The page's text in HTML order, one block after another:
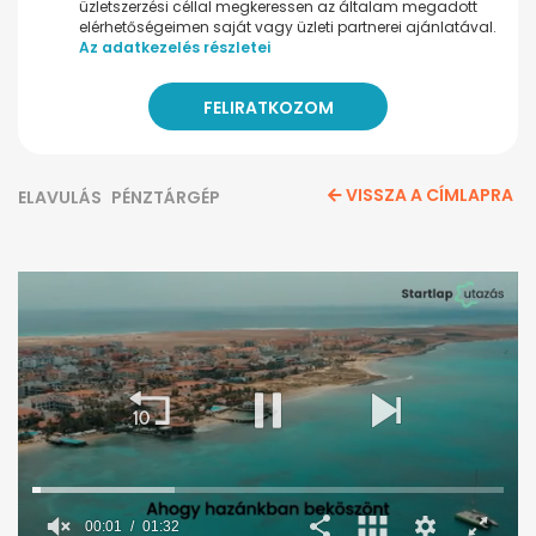
üzletszerzési céllal megkeressen az általam megadott
elérhetőségeimen saját vagy üzleti partnerei ajánlatával.
Az adatkezelés részletei
ELAVULÁS PÉNZTÁRGÉP VISSZA A CÍMLAPRA
00:02 01:32